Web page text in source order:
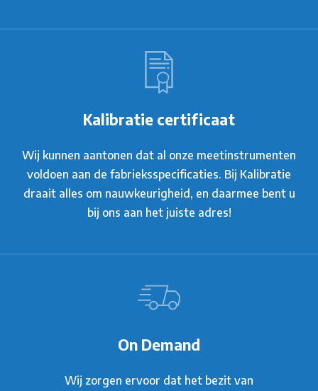
Kalibratie certificaat
Wij kunnen aantonen dat al onze meetinstrumenten
voldoen aan de fabrieksspecificaties. Bij Kalibratie
draait alles om nauwkeurigheid, en daarmee bent u
bij ons aan het juiste adres!
On Demand
Wij zorgen ervoor dat het bezit van